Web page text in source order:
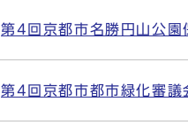
第4回京都市名勝円山公園
第4回京都市都市緑化審議